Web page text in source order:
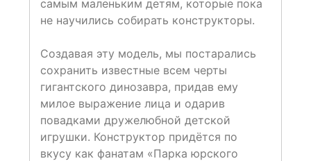
самым маленьким детям, которые пока
не научились собирать конструкторы.
Создавая эту модель, мы постарались
сохранить известные всем черты
гигантского динозавра, придав ему
милое выражение лица и одарив
повадками дружелюбной детской
игрушки. Конструктор придётся по
вкусу как фанатам «Парка юрского